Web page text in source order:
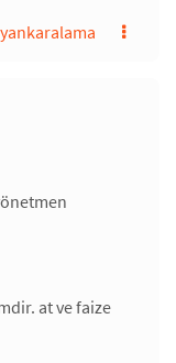
at ve faize